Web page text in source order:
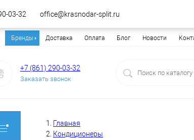
Бренды Доставка Оплата Блог Новости
+7 (861) 290-03-32
Заказать звонок
Главная
Кондиционеры
03-32 office@krasnodar-split.ru